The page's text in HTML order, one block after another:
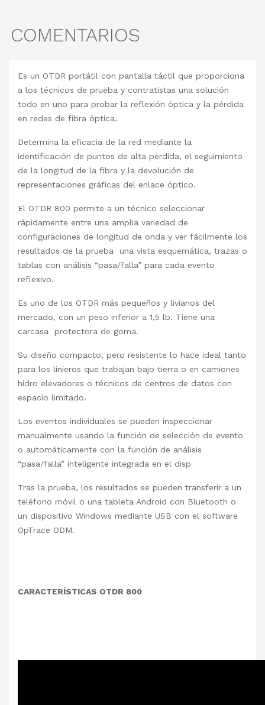
COMENTARIOS
Es un OTDR portátil con pantalla táctil que proporciona
a los técnicos de prueba y contratistas una solución
todo en uno para probar la reflexión óptica y la pérdida
en redes de fibra óptica.
Determina la eficacia de la red mediante la
identificación de puntos de alta pérdida, el seguimiento
de la longitud de la fibra y la devolución de
representaciones gráficas del enlace óptico.
El OTDR 800 permite a un técnico seleccionar
rápidamente entre una amplia variedad de
configuraciones de longitud de onda y ver fácilmente los
resultados de la prueba una vista esquemática, trazas o
tablas con análisis “pasa/falla” para cada evento
reflexivo.
Es uno de los OTDR más pequeños y livianos del
mercado, con un peso inferior a 1,5 lb. Tiene una
carcasa protectora de goma.
Su diseño compacto, pero resistente lo hace ideal tanto
para los linieros que trabajan bajo tierra o en camiones
hidro elevadores o técnicos de centros de datos con
espacio limitado.
Los eventos individuales se pueden inspeccionar
manualmente usando la función de selección de evento
o automáticamente con la función de análisis
“pasa/falla” inteligente integrada en el disp
Tras la prueba, los resultados se pueden transferir a un
teléfono móvil o una tableta Android con Bluetooth o
un dispositivo Windows mediante USB con el software
OpTrace ODM.
CARACTERÍSTICAS OTDR 800